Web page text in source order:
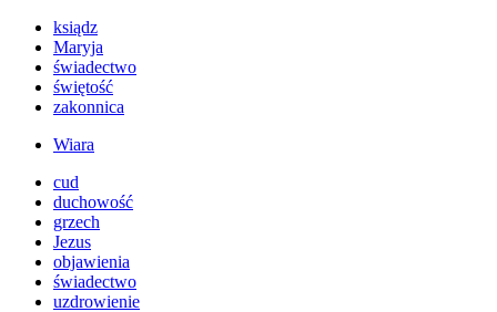
ksiądz
Maryja
świadectwo
świętość
zakonnica
Wiara
cud
duchowość
grzech
Jezus
objawienia
świadectwo
uzdrowienie